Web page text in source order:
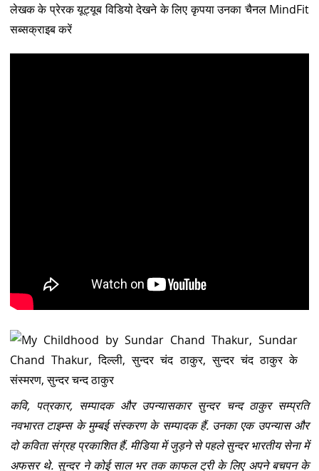
लेखक के प्रेरक यूट्यूब विडियो देखने के लिए कृपया उनका चैनल MindFit
सब्सक्राइब करें
कवि, पत्रकार, सम्पादक और उपन्यासकार सुन्दर चन्द ठाकुर सम्प्रति
नवभारत टाइम्स के मुम्बई संस्करण के सम्पादक हैं. उनका एक उपन्यास और
दो कविता संग्रह प्रकाशित हैं. मीडिया में जुड़ने से पहले सुन्दर भारतीय सेना में
अफसर थे. सुन्दर ने कोई साल भर तक काफल ट्री के लिए अपने बचपन के